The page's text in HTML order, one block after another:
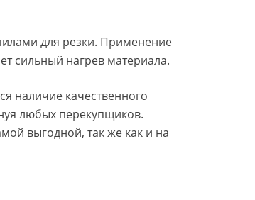
для резки. Применение
сильный нагрев материала.
наличие качественного
любых перекупщиков.
выгодной, так же как и на